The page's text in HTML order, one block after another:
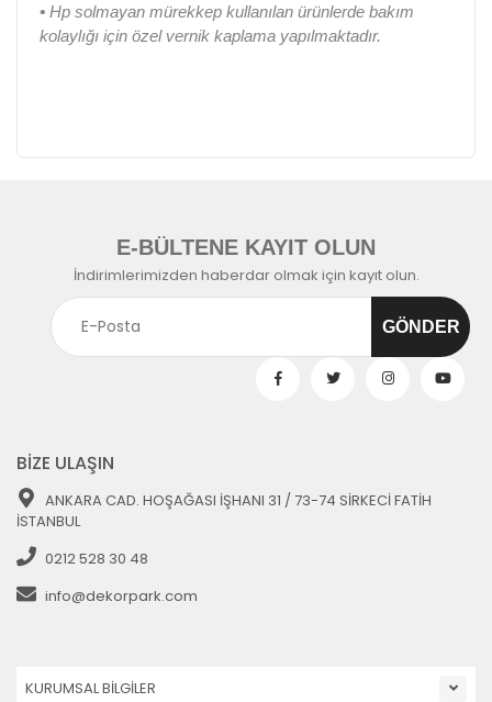
• Hp solmayan mürekkep kullanılan ürünlerde bakım
kolaylığı için özel vernik kaplama yapılmaktadır.
E-BÜLTENE KAYIT OLUN
İndirimlerimizden haberdar olmak için kayıt olun.
BİZE ULAŞIN
ANKARA CAD. HOŞAĞASI İŞHANI 31 / 73-74 SİRKECİ FATİH
İSTANBUL
0212 528 30 48
info@dekorpark.com
KURUMSAL BİLGİLER